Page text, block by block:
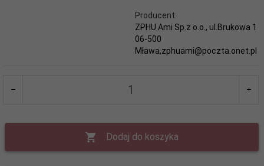
Producent:
ZPHU Ami Sp.z o.o., ul.Brukowa 1
06-500
Mława,zphuami@poczta.onet.pl
Dodaj do koszyka